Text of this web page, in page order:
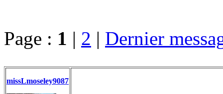
Page : 1 | 2 | Dernier
missLmoseley9087